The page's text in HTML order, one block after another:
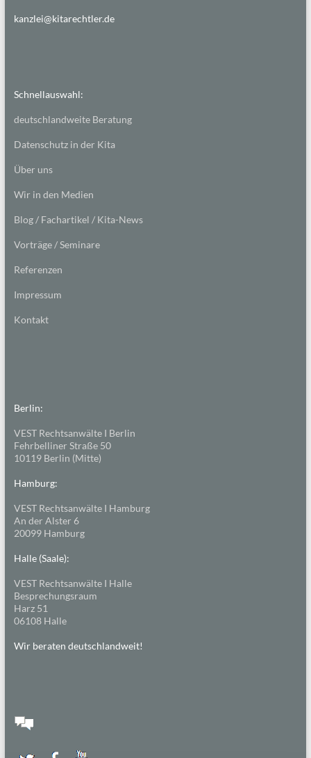
kanzlei@kitarechtler.de
Schnellauswahl:
deutschlandweite Beratung
Datenschutz in der Kita
Über uns
Wir in den Medien
Blog / Fachartikel / Kita-News
Vorträge / Seminare
Referenzen
Impressum
Kontakt
Berlin:
VEST Rechtsanwälte I Berlin
Fehrbelliner Straße 50
10119 Berlin (Mitte)
Hamburg:
VEST Rechtsanwälte I Hamburg
An der Alster 6
20099 Hamburg
Halle (Saale):
VEST Rechtsanwälte I Halle
Besprechungsraum
Harz 51
06108 Halle
Wir beraten deutschlandweit!